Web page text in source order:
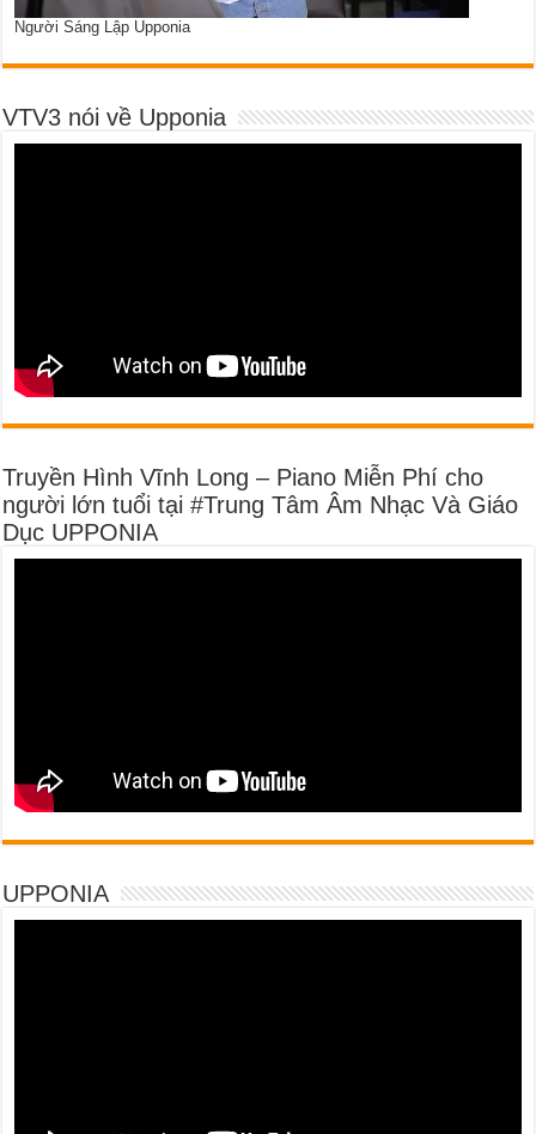
Người Sáng Lập Upponia
VTV3 nói về Upponia
Truyền Hình Vĩnh Long – Piano Miễn Phí cho
người lớn tuổi tại #Trung Tâm Âm Nhạc Và Giáo
Dục UPPONIA
UPPONIA